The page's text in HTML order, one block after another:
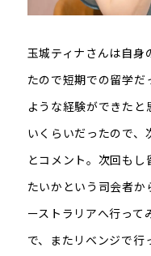
玉城ティナさんは自身
たので短期での留学
ような経験ができた
いくらいだったので、
とコメント。次回も
たいかという司会者
ーストラリアへ行って
で、またリベンジで行